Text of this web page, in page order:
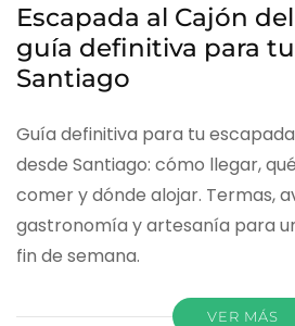
Escapada al Cajón
guía definitiva para
Santiago
Guía definitiva para tu
desde Santiago: cómo llegar,
comer y dónde alojar. Termas,
gastronomía y artesanía para
fin de semana.
VER MÁS